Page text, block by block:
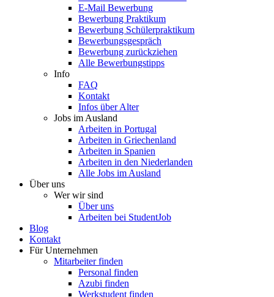
E-Mail Bewerbung
Bewerbung Praktikum
Bewerbung Schülerpraktikum
Bewerbungsgespräch
Bewerbung zurückziehen
Alle Bewerbungstipps
Info
FAQ
Kontakt
Infos über Alter
Jobs im Ausland
Arbeiten in Portugal
Arbeiten in Griechenland
Arbeiten in Spanien
Arbeiten in den Niederlanden
Alle Jobs im Ausland
Über uns
Wer wir sind
Über uns
Arbeiten bei StudentJob
Blog
Kontakt
Für Unternehmen
Mitarbeiter finden
Personal finden
Azubi finden
Werkstudent finden